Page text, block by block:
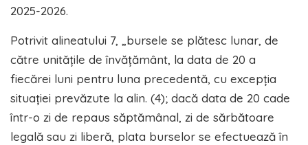
2025-2026.
Potrivit alineatului 7, „bursele se plătesc lunar, de
către unitățile de învățământ, la data de 20 a
fiecărei luni pentru luna precedentă, cu excepția
situației prevăzute la alin. (4); dacă data de 20 cade
într-o zi de repaus săptămânal, zi de sărbătoare
legală sau zi liberă, plata burselor se efectuează în